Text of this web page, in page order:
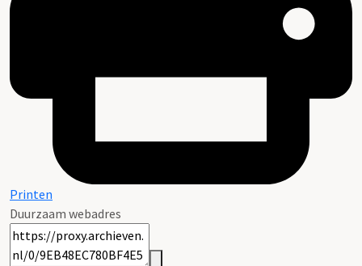
Printen
Duurzaam webadres